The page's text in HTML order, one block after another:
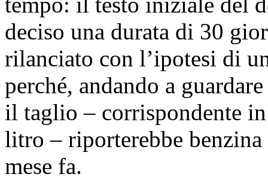
deciso una durata di 30
rilanciato con l’ipotesi di
perché, andando a
il taglio – corrispondente
litro – riporterebbe
mese fa.